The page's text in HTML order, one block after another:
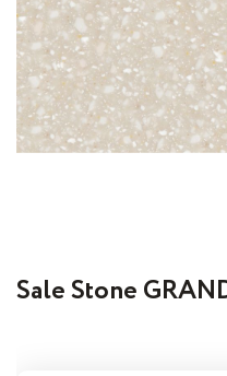
Sale Stone